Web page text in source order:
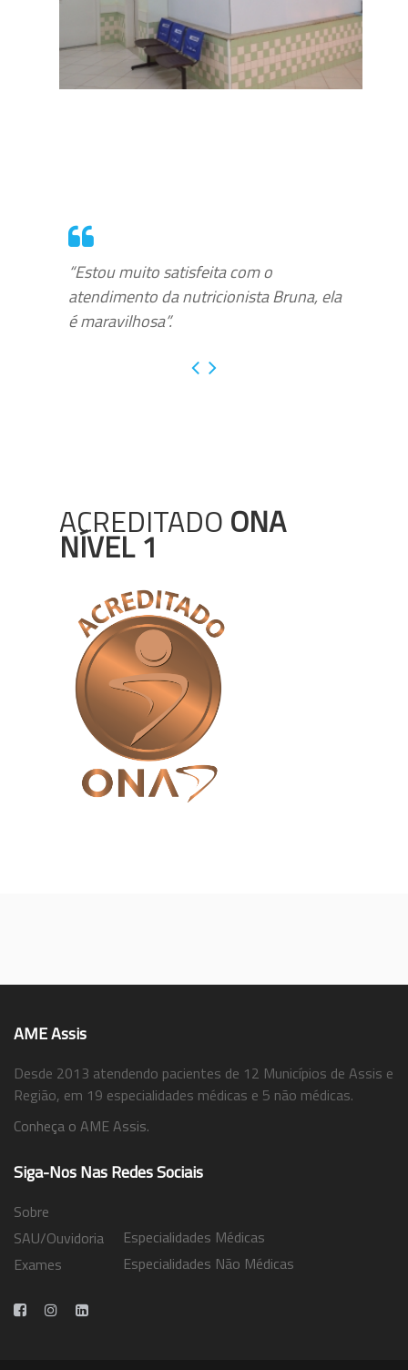
“Estou muito satisfeita com o
atendimento da nutricionista Bruna, ela
é maravilhosa”.
ACREDITADO ONA
NÍVEL 1
AME Assis
Desde 2013 atendendo pacientes de 12 Municípios de Assis e
Região, em 19 especialidades médicas e 5 não médicas.
Conheça o AME Assis.
Siga-Nos Nas Redes Sociais
Sobre
SAU/Ouvidoria
Exames
Especialidades Médicas
Especialidades Não Médicas